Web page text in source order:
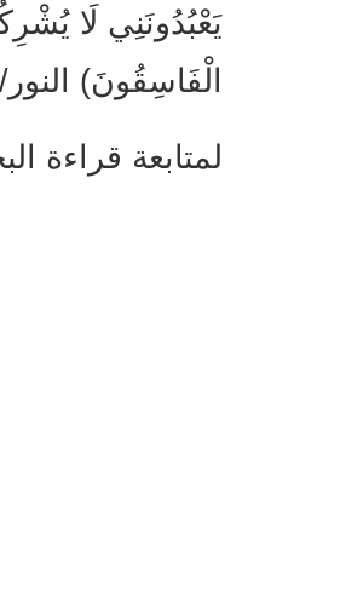
يَعْبُدُونَنِي لَا
الْفَاسِقُونَ) النور/55.
لمتابعة قراءة